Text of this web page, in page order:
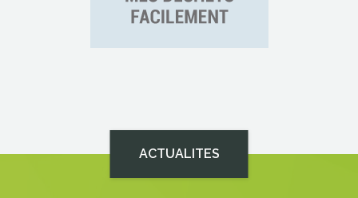
ACTUALITES